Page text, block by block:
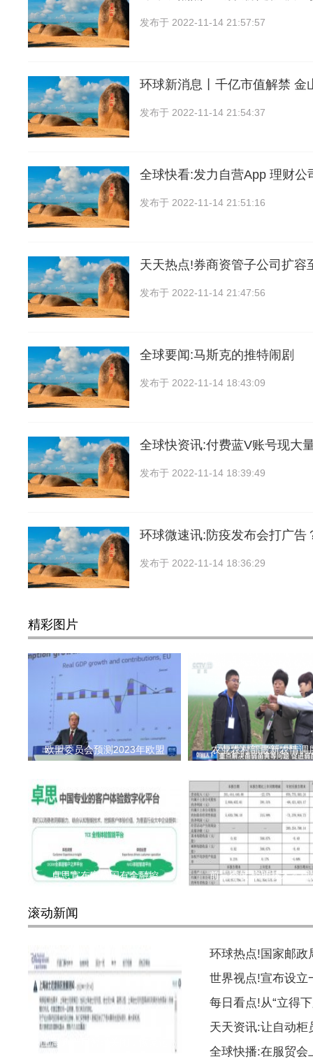
发布于 2022-11-14 21:57:57
环球新消息丨千亿市值解禁 金
发布于 2022-11-14 21:54:37
全球快看:发力自营App 理财公
发布于 2022-11-14 21:51:16
天天热点!券商资管子公司扩容
发布于 2022-11-14 21:47:56
全球要闻:马斯克的推特闹剧
发布于 2022-11-14 18:43:09
全球快资讯:付费蓝V账号现大
发布于 2022-11-14 18:39:49
环球微速讯:防疫发布会打广告
发布于 2022-11-14 18:36:29
精彩图片
欧盟委员会预测2023年欧盟 农业农村部最新农情调
卓思宣布完成国有金融控 前三季度 锐明技术实现
滚动新闻
上海迪士尼暂时关闭，恢复运
环球热点!国家邮政
世界视点!宣布设立
每日看点!从“立得
天天资讯:让自动柜
全球快播:在服贸会